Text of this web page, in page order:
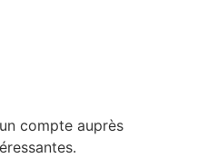
compte auprès